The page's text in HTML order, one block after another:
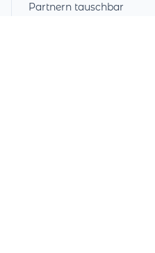
Partnern tauschbar